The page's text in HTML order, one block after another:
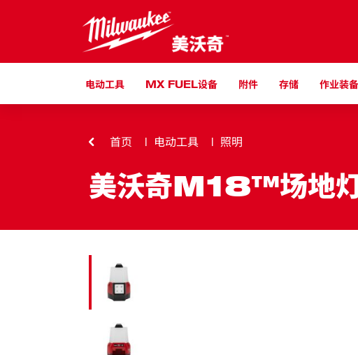
电动工具 MX FUEL设备 附件 存储 作业装备
首页 电动工具 照明
美沃奇M18™场地